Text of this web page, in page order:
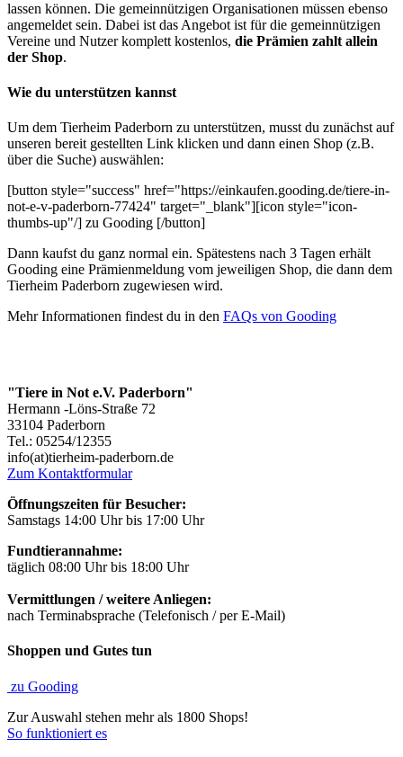
lassen können. Die gemeinnützigen Organisationen müssen ebenso
angemeldet sein. Dabei ist das Angebot ist für die gemeinnützigen
Vereine und Nutzer komplett kostenlos, die Prämien zahlt allein
der Shop.
Wie du unterstützen kannst
Um dem Tierheim Paderborn zu unterstützen, musst du zunächst auf
unseren bereit gestellten Link klicken und dann einen Shop (z.B.
über die Suche) auswählen:
[button style="success" href="https://einkaufen.gooding.de/tiere-in-
not-e-v-paderborn-77424" target="_blank"][icon style="icon-
thumbs-up"/] zu Gooding [/button]
Dann kaufst du ganz normal ein. Spätestens nach 3 Tagen erhält
Gooding eine Prämienmeldung vom jeweiligen Shop, die dann dem
Tierheim Paderborn zugewiesen wird.
Mehr Informationen findest du in den FAQs von Gooding
"Tiere in Not e.V. Paderborn"
Hermann -Löns-Straße 72
33104 Paderborn
Tel.: 05254/12355
info(at)tierheim-paderborn.de
Zum Kontaktformular
Öffnungszeiten für Besucher:
Samstags 14:00 Uhr bis 17:00 Uhr
Fundtierannahme:
täglich 08:00 Uhr bis 18:00 Uhr
Vermittlungen / weitere Anliegen:
nach Terminabsprache (Telefonisch / per E-Mail)
Shoppen und Gutes tun
zu Gooding
Zur Auswahl stehen mehr als 1800 Shops!
So funktioniert es